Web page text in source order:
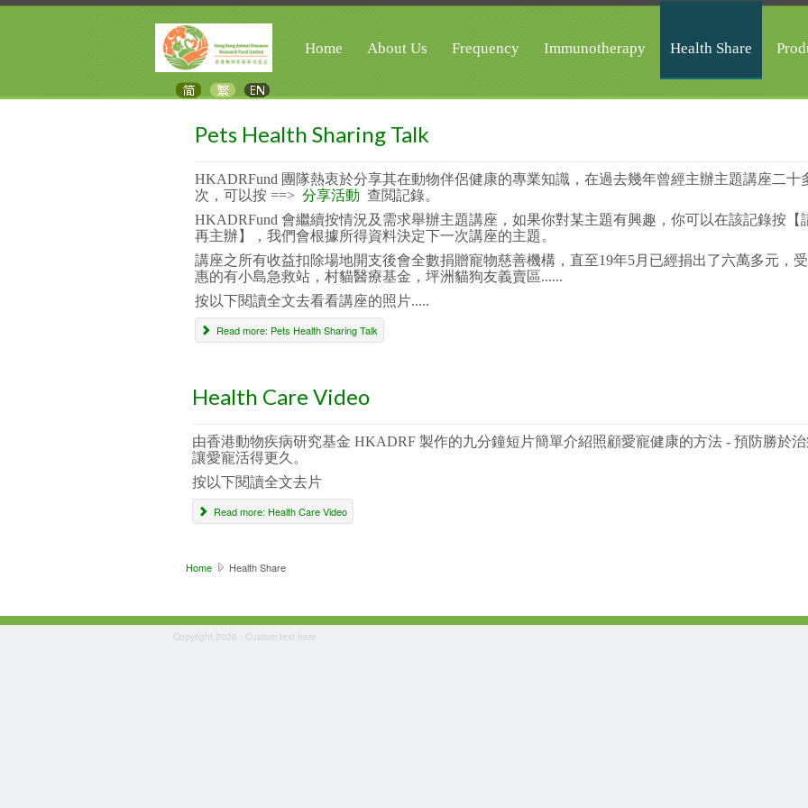
Home About Us Frequency Immunotherapy Health Share
Copyright 2026 - Custom text here
Pets Health Sharing Talk
HKADRFund 團隊熱衷於分享其在動物伴侶健康的專業知識，在過去幾年曾經主辦主題講座二十
次， 可以按 ==> 分享活動 查閲記錄。
HKADRFund 會繼續按情況及需求舉辦主題講座，如果你對某主題有興趣，你可以在該記錄按【
再主辦】，我們會根據所得資料決定下一次講座的主題。
講座之所有收益扣除場地開支後會全數捐贈寵物慈善機構，直至19年5月已經捐出了六萬多元，受
惠的有小島急救站，村貓醫療基金，坪洲貓狗友義賣區......
按以下閱讀全文去看看講座的照片.....
Read more: Pets Health Sharing Talk
Health Care Video
由香港動物疾病研究基金 HKADRF 製作的九分鐘短片簡單介紹照顧愛寵健康的方法 - 預防勝於
讓愛寵活得更久。
按以下閱讀全文去片
Read more: Health Care Video
Home Health Share